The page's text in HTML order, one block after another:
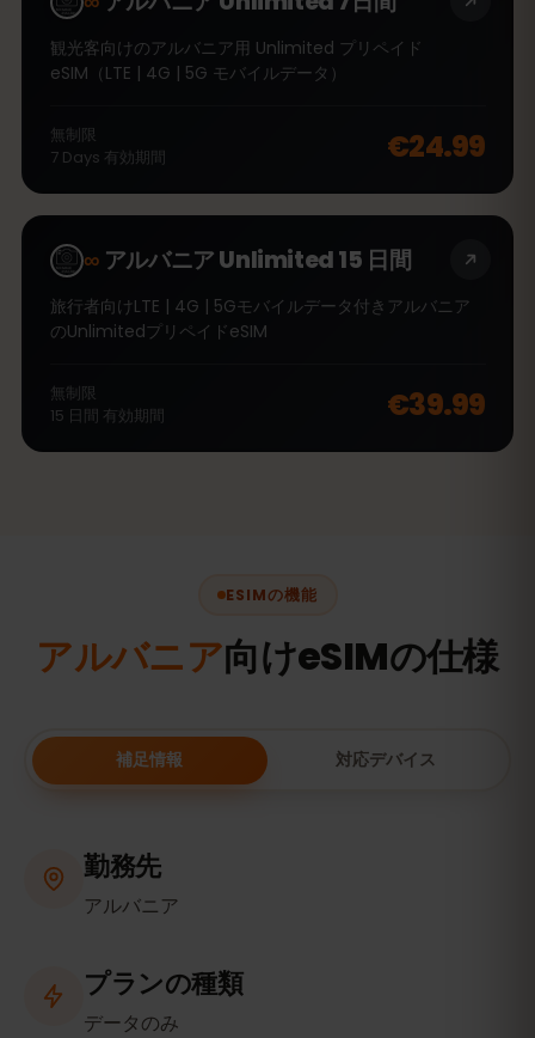
観光客向けのアルバニア用 Unlimited プリペイド
eSIM（LTE | 4G | 5G モバイルデータ）
無制限
7 Days 有効期間 €24.99
∞ アルバニア Unlimited 15 日間
旅行者向けLTE | 4G | 5Gモバイルデータ付きアルバニア
のUnlimitedプリペイドeSIM
無制限
15 日間 有効期間 €39.99
ESIMの機能
アルバニア向けeSIMの仕様
補足情報 対応デバイス
勤務先
アルバニア
プランの種類
データのみ